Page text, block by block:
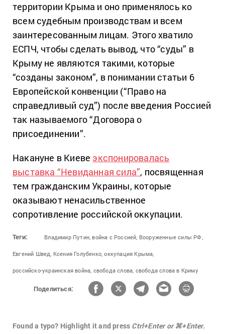
территории Крыма и оно применялось ко
всем судебным производствам и всем
заинтересованным лицам. Этого хватило
ЕСПЧ, чтобы сделать вывод, что “суды” в
Крыму не являются такими, которые
“созданы законом”, в понимании статьи 6
Европейской конвенции (“Право на
справедливый суд”) после введения Россией
так называемого “Договора о
присоединении”.
Накануне в Киеве экспонировалась
выставка “Невиданная сила”, посвященная
тем гражданским Украины, которые
оказывают ненасильственное
сопротивление российской оккупации.
Теги: Владимир Путин, война с Россией, Вооруженные силы РФ,
Евгений Швед, Ксения Голубенко, оккупация Крыма,
российско-украинская война, свобода слова, свобода слова в Криму
Поделиться:
Found a typo? Highlight it and press Ctrl+Enter or ⌘+Enter.